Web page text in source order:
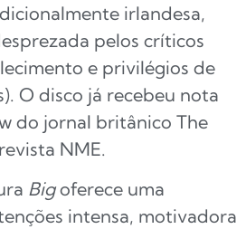
irlandesa,
pelos críticos
e privilégios de
O disco já recebeu nota
do jornal britânico The
NME.
Bigoferece uma
intensa, motivadora